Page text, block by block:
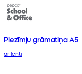
Piezīmju grāmatiņa A5
ar lenti